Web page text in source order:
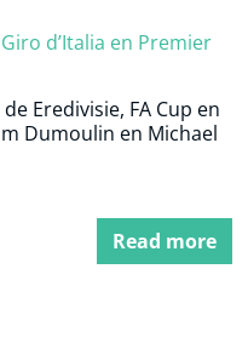
d’Italia en Premier
Eredivisie, FA Cup en
Dumoulin en Michael
Read more